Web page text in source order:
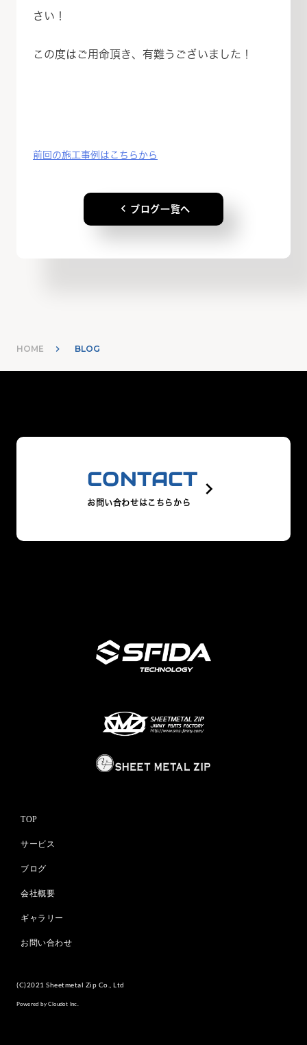
さい！
この度はご用命頂き、有難うございました！
前回の施工事例はこちらから
keyboard_arrow_left ブログ一覧へ
HOME BLOG
CONTACT
お問い合わせはこちらから
keyboard_arrow_right
TOP
サービス
ブログ
会社概要
ギャラリー
お問い合わせ
(C)2021 Sheetmetal Zip Co., Ltd
Powered by Cloudot Inc.